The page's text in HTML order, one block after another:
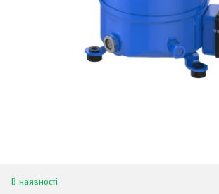
В наявності